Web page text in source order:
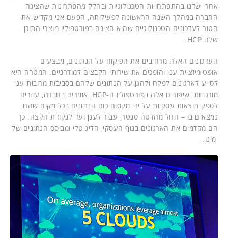
אחרי שדנו בהתפתחויות הטכנולוגיות ובחלק מהפתרונות שהציגה
החברה במהלך השנה הראשונה לפעילותה, הפעם אני מקדיש את
הטור לעדכונים הטכנולוגיים שהיא הציגה בפורטפוליו מוצרי התוכן
שלה HCP.
העדכונים האלה מרחיבים את הפיקוח על הנתונים, מבצעים
אופטימיזציית ענן והופכים את שירותי הקבצים למודרניים. המטרה היא
לסייע לארגונים לפקח ולהגן על הנתונים שלהם בסביבות מרובות ענן
מורכבות. שיפורים אלה בפורטפוליו ה-HCP, אומרים בחברה, עוזרים
לספק תוצאות עסקיות על ידי מקסום כוח הנתונים בכל מקום שהם
נמצאים בו – החל מהדטה סנטר, עבור לענן ועד לנקודת הקצה. כך
הם מקדמים את הארגונים בנוף העסקי, הדיגיטלי ומבוסס הנתונים של
ימינו.